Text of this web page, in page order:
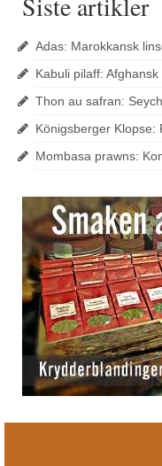
Adas: Marokkansk
Kabuli pilaff:
Thon au safran:
Königsberger Klopse:
Mombasa prawns: